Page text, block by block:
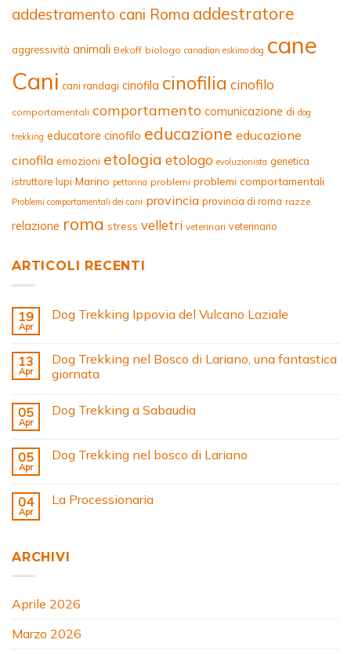
addestramento cani Roma addestratore
aggressività animali Bekoff biologo canadian eskimo dog cane
Cani cani randagi cinofila cinofilia cinofilo
comportamentali comportamento comunicazione di dog
trekking educatore cinofilo educazione educazione
cinofila emozioni etologia etologo evoluzionista genetica
istruttore lupi Marino pettorina problemi problemi comportamentali
Problemi comportamentali dei cani provincia provincia di roma razze
relazione roma stress velletri veterinari veterinario
ARTICOLI RECENTI
19
Apr
Dog Trekking Ippovia del Vulcano Laziale
13
Apr
Dog Trekking nel Bosco di Lariano, una fantastica
giornata
05
Apr
Dog Trekking a Sabaudia
05
Apr
Dog Trekking nel bosco di Lariano
04
Apr
La Processionaria
ARCHIVI
Aprile 2026
Marzo 2026